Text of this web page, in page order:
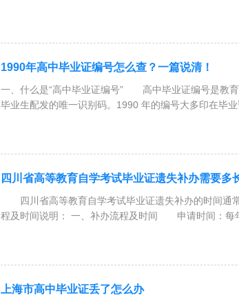
1990年高中毕业证编号怎么查？一篇说清！
一、什么是“高中毕业证编号” 高中毕业证编号是教育
毕业生配发的唯一识别码。1990 年的编号大多印在毕
四川省高等教育自学考试毕业证遗失补办需要多
四川省高等教育自学考试毕业证遗失补办的时间通
程及时间说明： 一、补办流程及时间 申请时间：每
上海市高中毕业证丢了怎么办